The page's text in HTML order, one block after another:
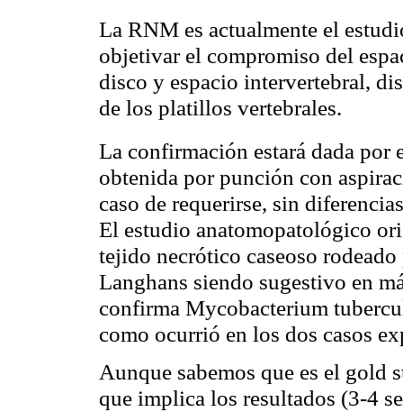
La RNM es actualmente el
objetivar el compromiso del
disco y espacio intervertebral,
de los platillos vertebrales.
La confirmación estará dada por
obtenida por punción con
caso de requerirse, sin
El estudio anatomopatológico
tejido necrótico caseoso
Langhans siendo sugestivo en
confirma Mycobacterium
como ocurrió en los dos casos
Aunque sabemos que es el gold
que implica los resultados (3-4